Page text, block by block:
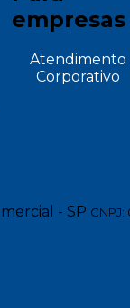
empresas
Atendimento
Corporativo
- SP